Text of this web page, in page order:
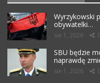
Wyrzykowski
obywatelki…
sie 1, 2026
SBU będzie
naprawdę
sie 1, 2026